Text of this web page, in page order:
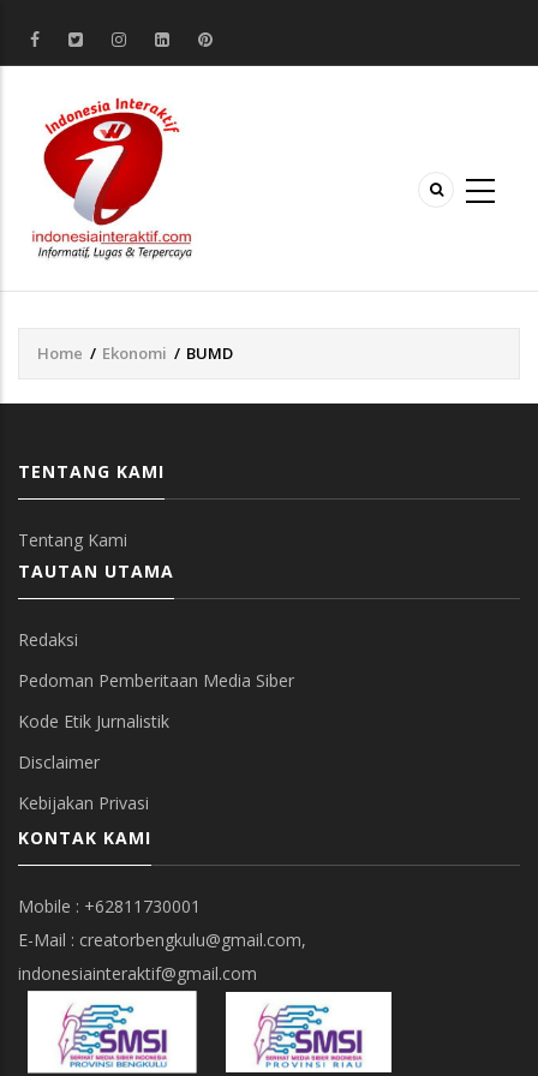
Breadcrumb
Home / Ekonomi / BUMD
TENTANG KAMI
Tentang Kami
TAUTAN UTAMA
Redaksi
Pedoman Pemberitaan Media Siber
Kode Etik Jurnalistik
Disclaimer
Kebijakan Privasi
KONTAK KAMI
Mobile : +62811730001
E-Mail : creatorbengkulu@gmail.com,
indonesiainteraktif@gmail.com